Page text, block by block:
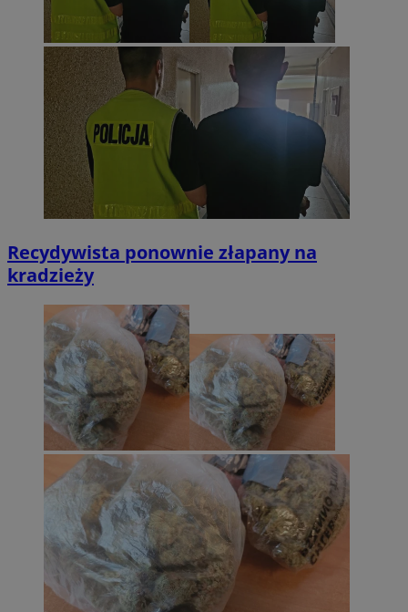
Recydywista ponownie złapany na
kradzieży